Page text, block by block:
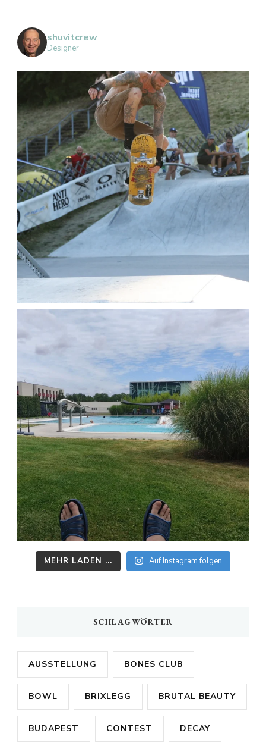
shuvitcrew
Designer
MEHR LADEN ... Auf Instagram folgen
SCHLAGWÖRTER
AUSSTELLUNG BONES CLUB
BOWL BRIXLEGG BRUTAL BEAUTY
BUDAPEST CONTEST DECAY